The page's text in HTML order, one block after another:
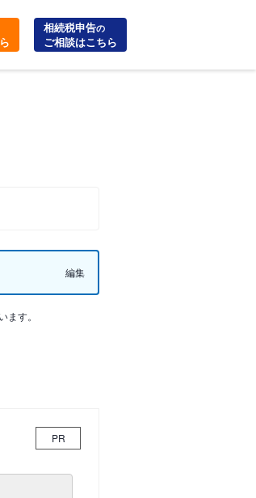
相続税申告の
ご相談はこちら
編集
す。
PR